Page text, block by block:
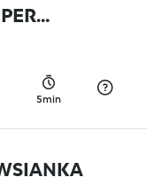
5min